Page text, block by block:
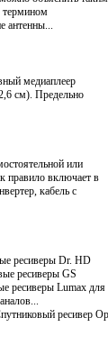
термином
антенны...
медиаплеер
см). Предельно
или
правило включает в
кабель с
ресиверы Dr. HD
ресиверы GS
ресиверы Lumax для
ресивер